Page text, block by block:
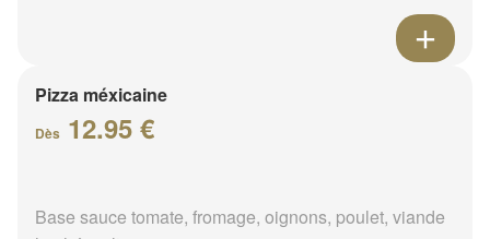
Pizza méxicaine
Dès 12.95 €
Base sauce tomate, fromage, oignons, poulet, viande